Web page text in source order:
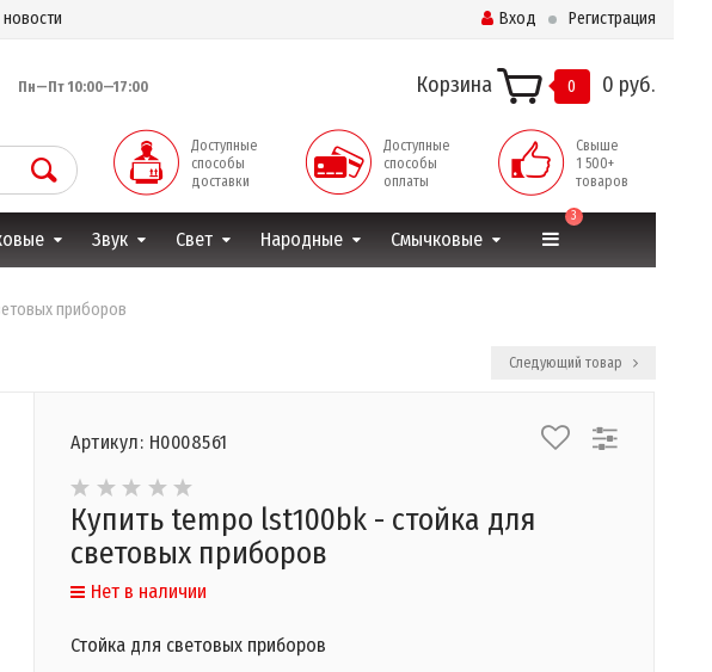
Вход Регистрация
Пн—Пт 10:00—17:00 Корзина 0 0 руб.
Доступные
способы
доставки
Доступные
способы
оплаты
Свыше
1 500+
товаров
Звук Свет Народные Смычковые
3
приборов
Следующий товар
Артикул: Н0008561
Купить tempo lst100bk - стойка для
световых приборов
Нет в наличии
Стойка для световых приборов